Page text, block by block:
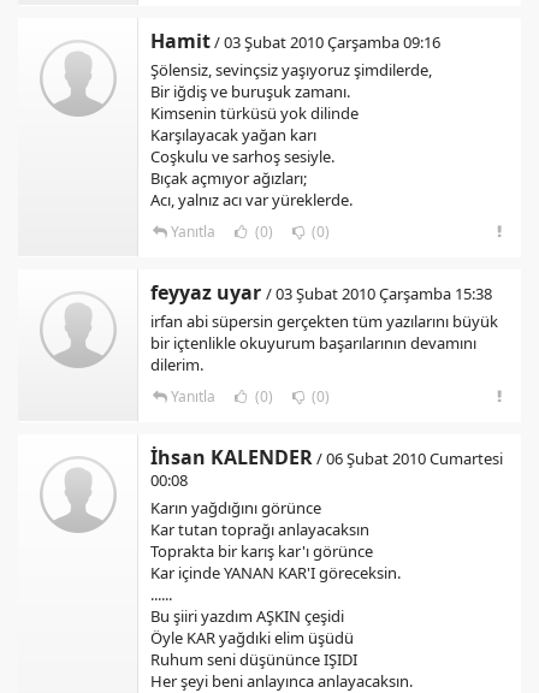
Hamit/ 03 Şubat 2010 Çarşamba 09:16
Şölensiz, sevinçsiz yaşıyoruz şimdilerde,
Bir iğdiş ve buruşuk zamanı.
Kimsenin türküsü yok dilinde
Karşılayacak yağan karı
Coşkulu ve sarhoş sesiyle.
Bıçak açmıyor ağızları;
Acı, yalnız acı var yüreklerde.
Yanıtla (0) (0)
feyyaz uyar / 03 Şubat 2010 Çarşamba 15:38
irfan abi süpersin gerçekten tüm yazılarını büyük
bir içtenlikle okuyurum başarılarının devamını
dilerim.
Yanıtla (0) (0)
İhsan KALENDER/ 06 Şubat 2010 Cumartesi
00:08
Karın yağdığını görünce
Kar tutan toprağı anlayacaksın
Toprakta bir karış kar'ı görünce
Kar içinde YANAN KAR'I göreceksin.
......
Bu şiiri yazdım AŞKIN çeşidi
Öyle KAR yağdıki elim üşüdü
Ruhum seni düşününce IŞIDI
Her şeyi beni anlayınca anlayacaksın.